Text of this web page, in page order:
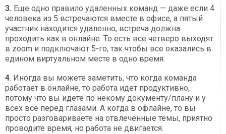
3. Еще одно правило удаленных команд — даже если 4
человека из 5 встречаются вместе в офисе, а пятый
участник находится удаленно, встреча должна
проходить как в онлайне. То есть все четверо выходят
в zoom и подключают 5-го, так чтобы все оказались в
едином виртуальном месте в одно время.
4. Иногда вы можете заметить, что когда команда
работает в онлайне, то работа идет продуктивно,
потому что вы идете по некому документу/плану и у
всех все перед глазами. А когда в офлайне, то вы
просто разговариваете на отвлеченные темы, приятно
проводите время, но работа не двигается.